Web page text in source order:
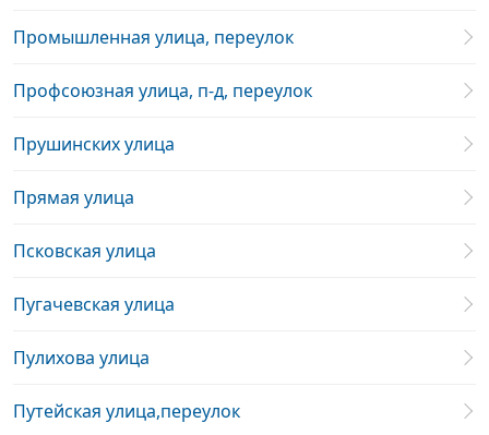
Промышленная улица, переулок
Профсоюзная улица, п-д, переулок
Прушинских улица
Прямая улица
Псковская улица
Пугачевская улица
Пулихова улица
Путейская улица,переулок